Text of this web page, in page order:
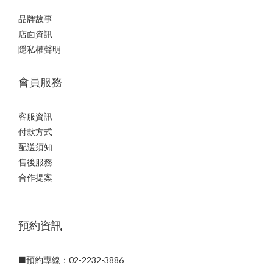
品牌故事
店面資訊
隱私權聲明
會員服務
客服資訊
付款方式
配送須知
售後服務
合作提案
預約資訊
■預約專線：02-2232-3886